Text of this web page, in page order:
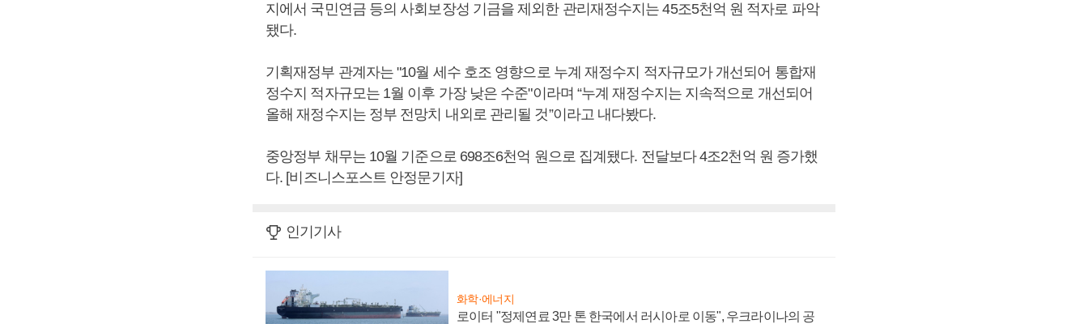
지에서 국민연금 등의 사회보장성 기금을 제외한 관리재정수지는 45조5천억 원 적자로 파악
됐다.
기획재정부 관계자는 "10월 세수 호조 영향으로 누계 재정수지 적자규모가 개선되어 통합재
정수지 적자규모는 1월 이후 가장 낮은 수준"이라며 “누계 재정수지는 지속적으로 개선되어
올해 재정수지는 정부 전망치 내외로 관리될 것”이라고 내다봤다.
중앙정부 채무는 10월 기준으로 698조6천억 원으로 집계됐다. 전달보다 4조2천억 원 증가했
다. [비즈니스포스트 안정문기자]
인기기사
화학·에너지
로이터 "정제연료 3만 톤 한국에서 러시아로 이동", 우크라이나의 공